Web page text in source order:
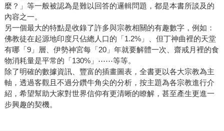
麼？」等一般被認為是難以回答的邏輯問題，都是本書所談及的
內容之一。
另一個最大的特點是收錄了許多與宗教相關的有趣數字，例如：
佛教徒在起源地印度只佔總人口的「1.2%」、但丁神曲裡的天堂
有哪「9」層、伊勢神宮每「20」年就要解體一次、齋戒月裡的食
物消耗量是平常的「130%」⋯⋯等等。
除了明確的數據資訊、豐富的插畫圖表，全書更以各大宗教為主
軸，透過客觀且不過分鑽牛角尖的分析，按主題為各宗教進行介
紹，希望幫助大家對世界信仰有更清晰的瞭解，甚至產生更進一
步興趣的契機。